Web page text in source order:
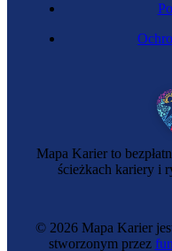
Mapa Karier to
ścieżkach kariery i
© 2026 Mapa Karier
stworzonym przez